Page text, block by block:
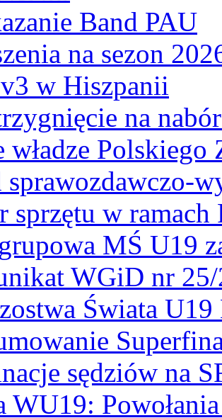
Band PAU
na sezon
w Hiszpanii
na
władze
sprawozdawczo-
sprzętu w ramach
MŚ U19
WGiD nr
Świata
sędziów na
WU19: